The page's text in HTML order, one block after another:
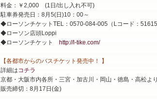
料金：￥2,000 (1日/出し入れ不可)
駐車券発売日：8月5(日)10：00～
◆ローソンチケットTEL：0570-084-005（Lコード：
◆ローソン店頭Loppi
◆ローソンチケット http://l-tike.com/
【各都市からのバスチケット発売中！ 】
詳細はコチラ
京都・大阪市内各所・三宮・加古川・岡山・徳島・高松よ
販売締切：8月17日(金)